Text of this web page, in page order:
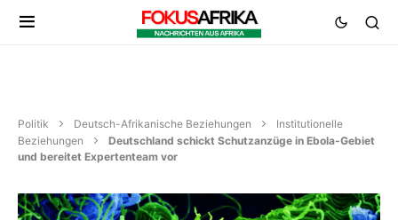
Politik Deutsch-Afrikanische Beziehungen
Institutionelle
Beziehungen
Deutschland schickt Schutzanzüge in Ebola-Gebiet
und bereitet Expertenteam vor